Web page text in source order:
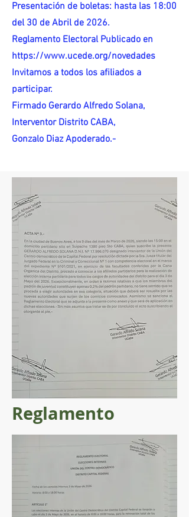
Presentación de boletas: hasta las 18:00
del 30 de Abril de 2026.
Reglamento Electoral Publicado en
https://www.ucede.org/novedades
Invitamos a todos los afiliados a
participar.
Firmado Gerardo Alfredo Solana,
Interventor Distrito CABA,
Gonzalo Diaz Apoderado.-
Reglamento